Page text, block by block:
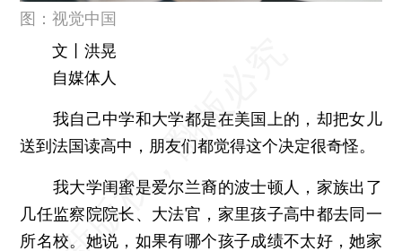
图：视觉中国
文丨洪晃
自媒体人
我自己中学和大学都是在美国上的，却把女儿
送到法国读高中，朋友们都觉得这个决定很奇怪。
我大学闺蜜是爱尔兰裔的波士顿人，家族出了
几任监察院院长、大法官，家里孩子高中都去同一
所名校。她说，如果有哪个孩子成绩不太好，她家